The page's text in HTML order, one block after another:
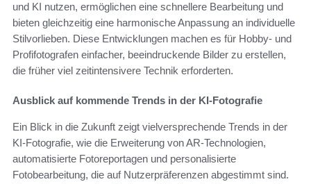
und KI nutzen, ermöglichen eine schnellere Bearbeitung und
bieten gleichzeitig eine harmonische Anpassung an individuelle
Stilvorlieben. Diese Entwicklungen machen es für Hobby- und
Profifotografen einfacher, beeindruckende Bilder zu erstellen,
die früher viel zeitintensivere Technik erforderten.
Ausblick auf kommende Trends in der KI-Fotografie
Ein Blick in die Zukunft zeigt vielversprechende Trends in der
KI-Fotografie, wie die Erweiterung von AR-Technologien,
automatisierte Fotoreportagen und personalisierte
Fotobearbeitung, die auf Nutzerpräferenzen abgestimmt sind.